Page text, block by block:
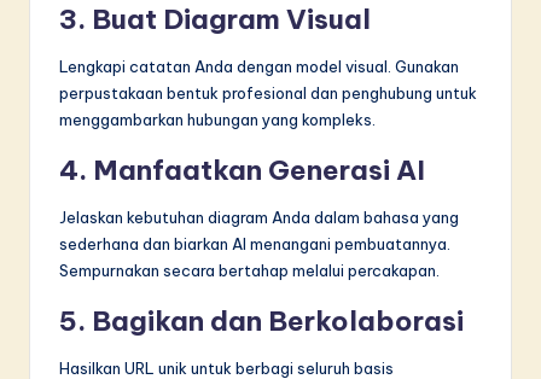
3. Buat Diagram Visual
Lengkapi catatan Anda dengan model visual. Gunakan
perpustakaan bentuk profesional dan penghubung untuk
menggambarkan hubungan yang kompleks.
4. Manfaatkan Generasi AI
Jelaskan kebutuhan diagram Anda dalam bahasa yang
sederhana dan biarkan AI menangani pembuatannya.
Sempurnakan secara bertahap melalui percakapan.
5. Bagikan dan Berkolaborasi
Hasilkan URL unik untuk berbagi seluruh basis